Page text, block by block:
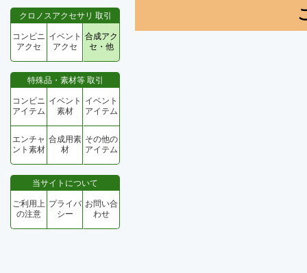
クロノスアクセサリ 取引
コンビニ
アクセ
イベント
アクセ
合成アク
セ・他
特殊品・素材等 取引
コンビニ
アイテム
イベント
素材
イベント
アイテム
エンチャ
ント素材
合成用素
材
その他の
アイテム
当サイトについて
ご利用上
の注意
プライバ
シー
お問い合
わせ